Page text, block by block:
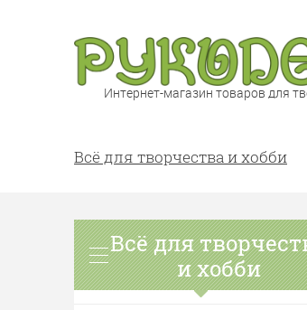
Интернет-магазин товаров для
Всё для творчества и хобби
Всё для
и хобби